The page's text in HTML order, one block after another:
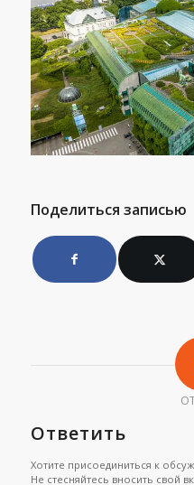
Поделиться записью
Ответить
Хотите присоединиться к
Не стесняйтесь вносить свой